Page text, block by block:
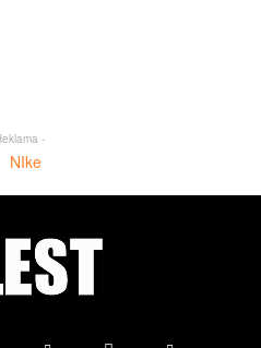
-